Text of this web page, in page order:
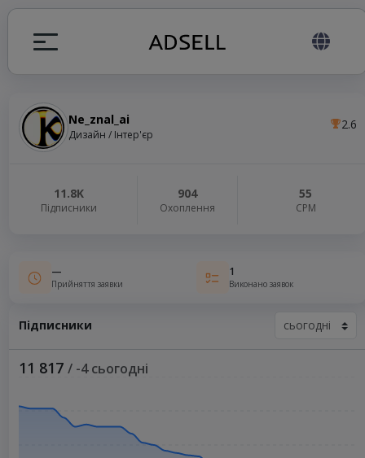
Ne_znal_ai
Дизайн / Інтер'єр
2.6
11.8K
Підписники
904
Охоплення
55
СРМ
—
Прийняття заявки
1
Виконано заявок
Підписники
11 817 / -4 сьогодні